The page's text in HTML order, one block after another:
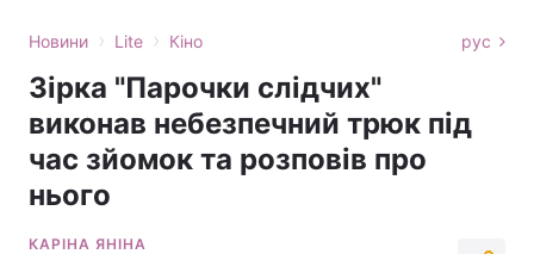
Новини › Lite › Кіно рус
Зірка "Парочки слідчих"
виконав небезпечний трюк під
час зйомок та розповів про
нього
КАРІНА ЯНІНА